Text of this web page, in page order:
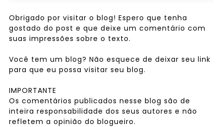
Obrigado por visitar o blog! Espero que tenha
gostado do post e que deixe um comentário com
suas impressões sobre o texto.
Você tem um blog? Não esquece de deixar seu link
para que eu possa visitar seu blog.
IMPORTANTE
Os comentários publicados nesse blog são de
inteira responsabilidade dos seus autores e não
refletem a opinião do blogueiro.